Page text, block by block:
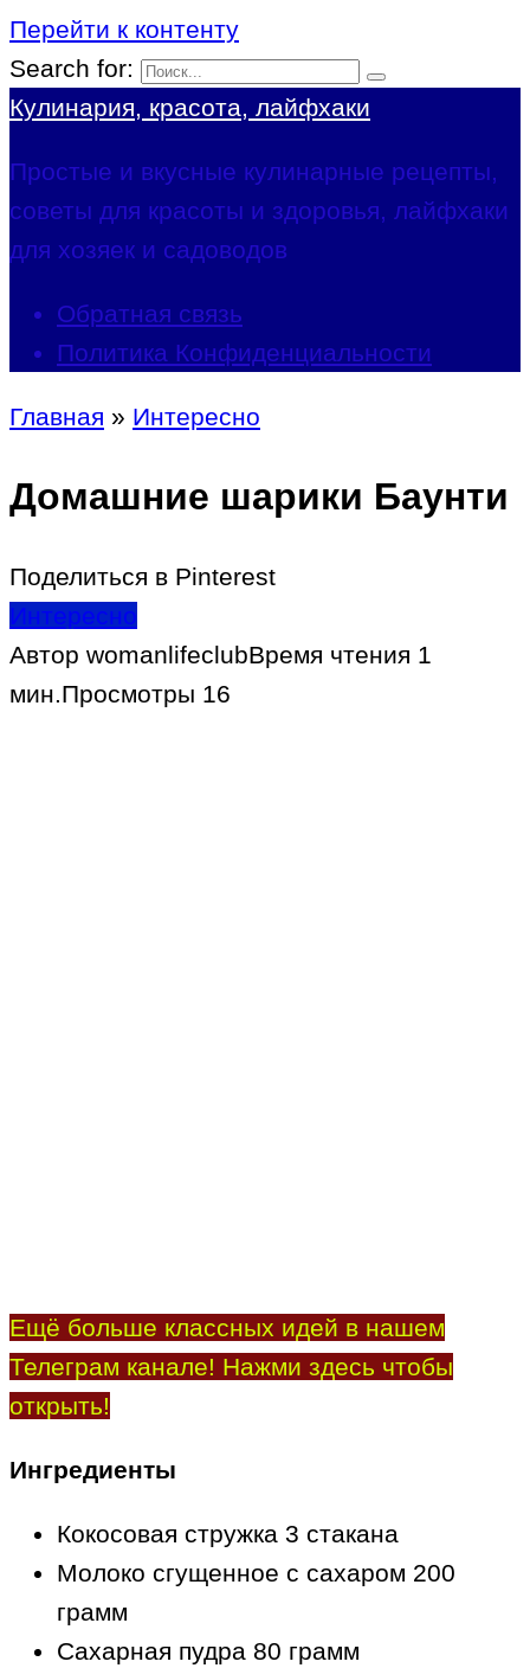
Перейти к контенту
Search for:
Кулинария, красота, лайфхаки
Простые и вкусные кулинарные рецепты,
советы для красоты и здоровья, лайфхаки
для хозяек и садоводов
Обратная связь
Политика Конфиденциальности
Главная » Интересно
Домашние шарики Баунти
Поделиться в Pinterest
Интересно
Автор womanlifeclubВремя чтения 1
мин.Просмотры 16
Ещё больше классных идей в нашем
Телеграм канале! Нажми здесь чтобы
открыть!
Ингредиенты
Кокосовая стружка 3 стакана
Молоко сгущенное с сахаром 200
грамм
Сахарная пудра 80 грамм